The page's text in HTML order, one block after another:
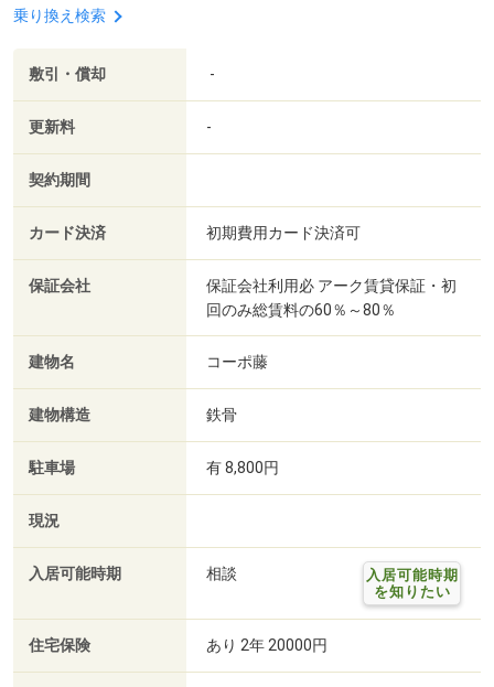
乗り換え検索
敷引・償却 -
更新料 -
契約期間
カード決済 初期費用カード決済可
保証会社
保証会社利用必 アーク賃貸保証・初
回のみ総賃料の60％～80％
建物名 コーポ藤
建物構造 鉄骨
駐車場 有 8,800円
現況
入居可能時期 相談
入居可能時期
を知りたい
住宅保険 あり 2年 20000円